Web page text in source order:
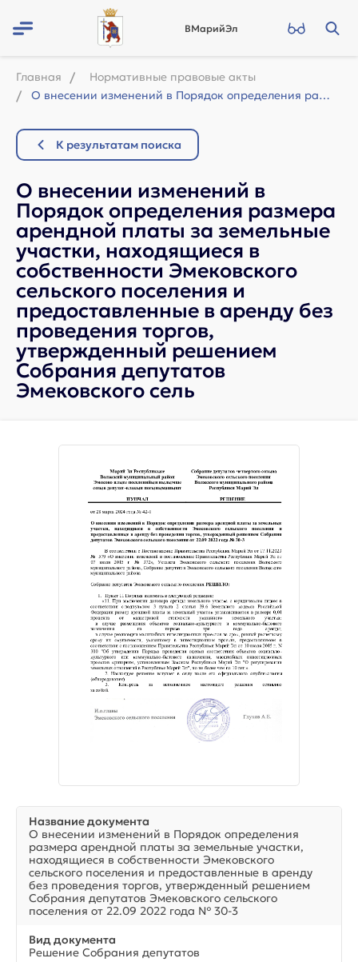
ВМарийЭл
Главная
Нормативные правовые акты
О внесении изменений в Порядок определения размера арендной платы за земельные у...
К результатам поиска
О внесении изменений в
Порядок определения размера
арендной платы за земельные
участки, находящиеся в
собственности Эмековского
сельского поселения и
предоставленные в аренду без
проведения торгов,
утвержденный решением
Собрания депутатов
Эмековского сель
Название документа
О внесении изменений в Порядок определения
размера арендной платы за земельные участки,
находящиеся в собственности Эмековского
сельского поселения и предоставленные в аренду
без проведения торгов, утвержденный решением
Собрания депутатов Эмековского сельского
поселения от 22.09 2022 года № 30-3
Вид документа
Решение Собрания депутатов